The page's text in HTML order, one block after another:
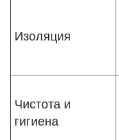
Изоляция
Чистота и
гигиена